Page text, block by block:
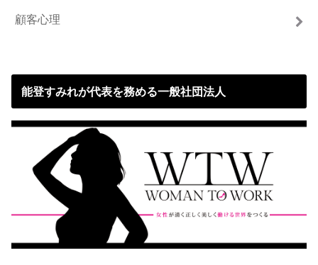
顧客心理
能登すみれが代表を務める一般社団法人